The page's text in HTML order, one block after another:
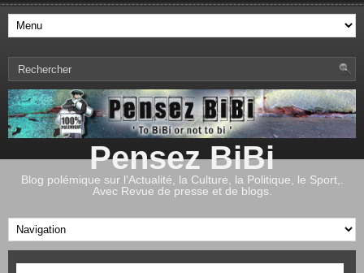
Pensez BiBi
Blog polémique sur l'Actualité, la Culture, la Politique, le Sport,.
Avec Revue de presse et de blogs.